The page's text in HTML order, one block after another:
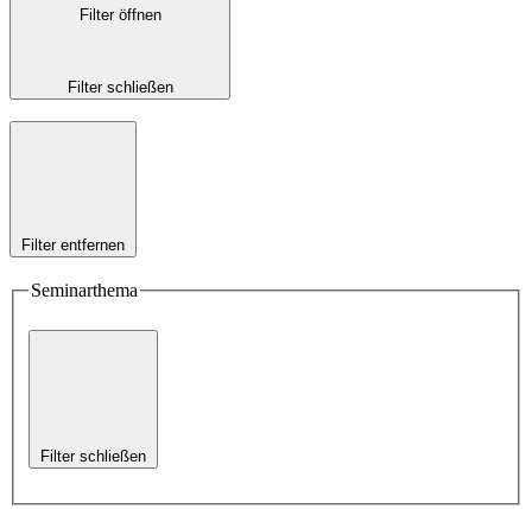
Filter öffnen
Filter schließen
Filter entfernen
Seminarthema
Filter schließen